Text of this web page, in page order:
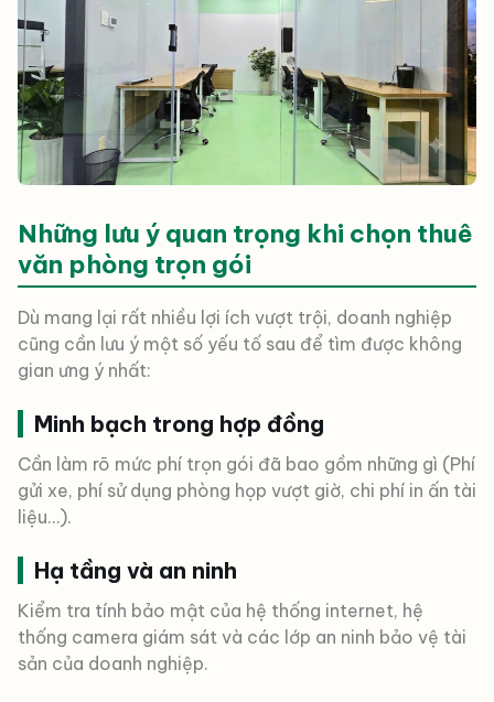
Những lưu ý quan trọng khi chọn thuê
văn phòng trọn gói
Dù mang lại rất nhiều lợi ích vượt trội, doanh nghiệp
cũng cần lưu ý một số yếu tố sau để tìm được không
gian ưng ý nhất:
Minh bạch trong hợp đồng
Cần làm rõ mức phí trọn gói đã bao gồm những gì (Phí
gửi xe, phí sử dụng phòng họp vượt giờ, chi phí in ấn tài
liệu…).
Hạ tầng và an ninh
Kiểm tra tính bảo mật của hệ thống internet, hệ
thống camera giám sát và các lớp an ninh bảo vệ tài
sản của doanh nghiệp.